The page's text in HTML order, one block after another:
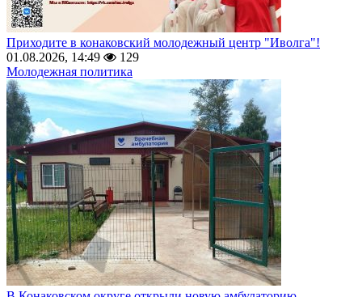
Приходите в конаковский молодежный центр "Иволга"!
01.08.2026, 14:49
129
Молодежная политика